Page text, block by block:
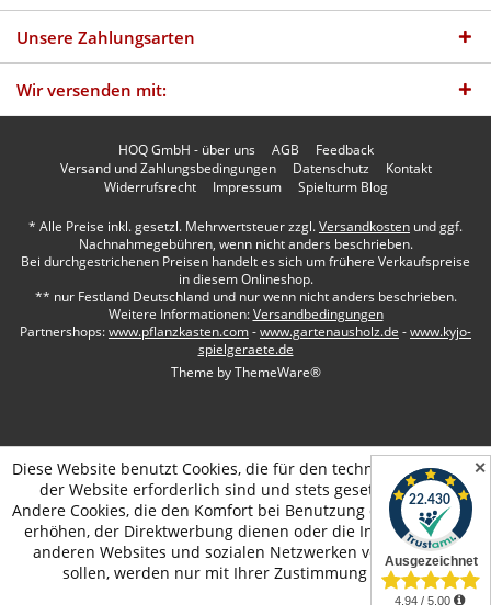
✕
Unsere Zahlungsarten
Wir versenden mit:
HOQ GmbH - über uns AGB
Feedback
Versand und Zahlungsbedingungen
Datenschutz
Kontakt
Widerrufsrecht
Impressum Spielturm Blog
* Alle Preise inkl. gesetzl. Mehrwertsteuer zzgl.Versandkosten und ggf.
Nachnahmegebühren, wenn nicht anders beschrieben.
Bei durchgestrichenen Preisen handelt es sich um frühere Verkaufspreise
in diesem Onlineshop.
** nur Festland Deutschland und nur wenn nicht anders beschrieben.
Weitere Informationen:Versandbedingungen
Partnershops:www.pflanzkasten.com-www.gartenausholz.de -www.kyjo-
spielgeraete.de
Theme byThemeWare®
Diese Website benutzt Cookies, die für den technischen Betrieb
der Website erforderlich sind und stets gesetzt werden.
Andere Cookies, die den Komfort bei Benutzung dieser Website
erhöhen, der Direktwerbung dienen oder die Interaktion mit
anderen Websites und sozialen Netzwerken vereinfachen
sollen, werden nur mit Ihrer Zustimmung gesetzt.